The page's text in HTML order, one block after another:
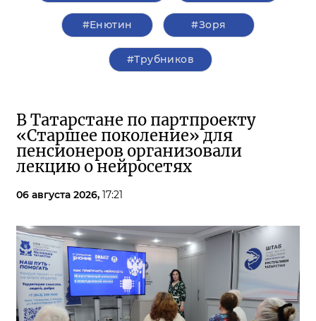
#Енютин #Зоря
#Трубников
В Татарстане по партпроекту
«Старшее поколение» для
пенсионеров организовали
лекцию о нейросетях
06 августа 2026, 17:21